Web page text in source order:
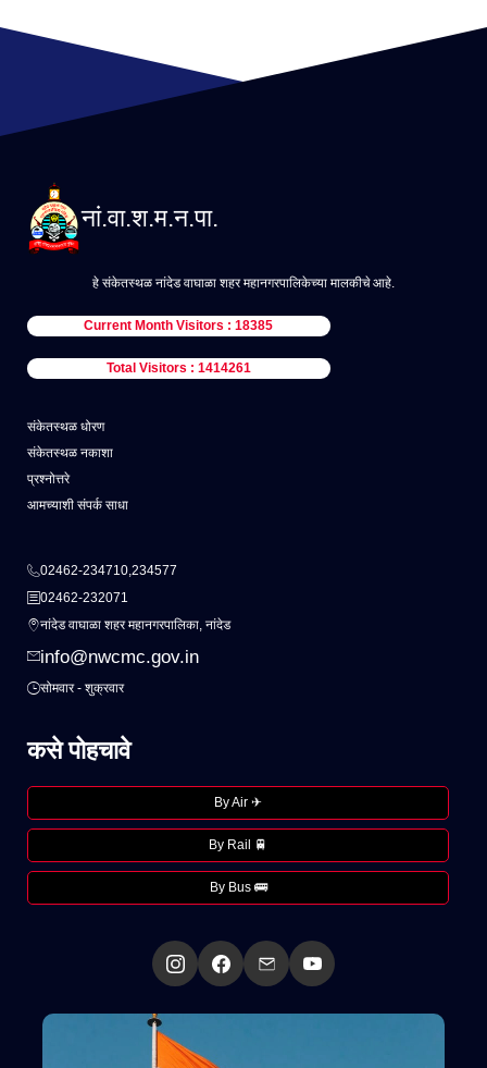
नां.वा.श.म.न.पा.
हे संकेतस्थळ नांदेड वाघाळा शहर महानगरपालिकेच्या मालकीचे आहे.
Current Month Visitors : 18385
Total Visitors : 1414261
संकेतस्थळ धोरण
संकेतस्थळ नकाशा
प्रश्नोत्तरे
आमच्याशी संपर्क साधा
02462-234710,234577
02462-232071
नांदेड वाघाळा शहर महानगरपालिका, नांदेड
info@nwcmc.gov.in
सोमवार - शुक्रवार
कसे पोहचावे
By Air ✈
By Rail 🚆
By Bus 🚌